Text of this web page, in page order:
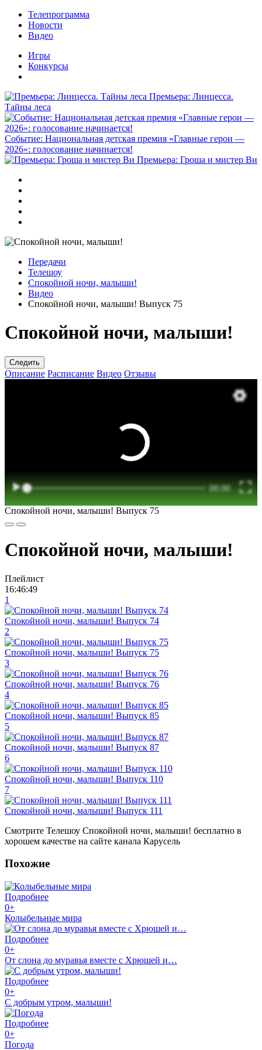
Телепрограмма
Новости
Видео
Игры
Конкурсы
Премьера: Линцесса.
Тайны леса
Событие: Национальная детская премия «Главные герои —
2026»: голосование начинается!
Премьера: Гроша и мистер Ви
Передачи
Телешоу
Спокойной ночи, малыши!
Видео
Спокойной ночи, малыши! Выпуск 75
Спокойной ночи, малыши!
Следить
Описание Расписание Видео Отзывы
Спокойной ночи, малыши! Выпуск 75
Спокойной ночи, малыши!
Плейлист
16:46:49
1
Спокойной ночи, малыши! Выпуск 74
2
Спокойной ночи, малыши! Выпуск 75
3
Спокойной ночи, малыши! Выпуск 76
4
Спокойной ночи, малыши! Выпуск 85
5
Спокойной ночи, малыши! Выпуск 87
6
Спокойной ночи, малыши! Выпуск 110
7
Спокойной ночи, малыши! Выпуск 111
Смотрите Телешоу Спокойной ночи, малыши! бесплатно в
хорошем качестве на сайте канала Карусель
Похожие
Подробнее
0+
Колыбельные мира
Подробнее
0+
От слона до муравья вместе с Хрюшей и…
Подробнее
0+
С добрым утром, малыши!
Подробнее
0+
Погода